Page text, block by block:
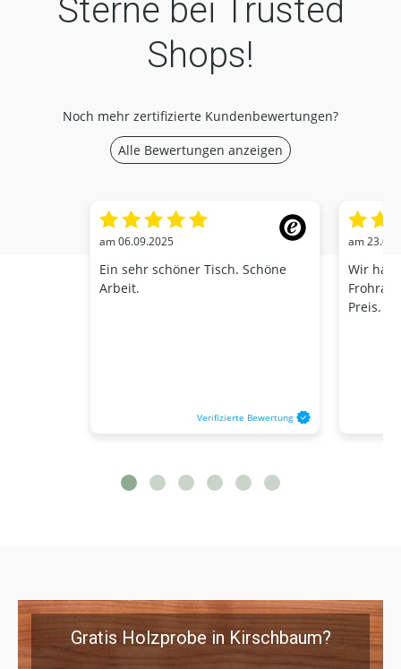
Sterne bei Trusted
Shops!
Noch mehr zertifizierte Kundenbewertungen?
Alle Bewertungen anzeigen
am 06.09.2025
Ein sehr schöner Tisch. Schöne
Arbeit.
Verifizierte Bewertung
am
Wir
Preis.
Gratis Holzprobe in Kirschbaum?